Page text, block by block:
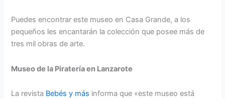
Puedes encontrar este museo en Casa Grande, a los
pequeños les encantarán la colección que posee más de
tres mil obras de arte.
Museo de la Piratería en Lanzarote
La revista Bebés y más informa que «este museo está